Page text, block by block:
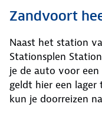
Zandvoort
Naast het station
Stationsplen
je de auto voor
geldt hier een
kun je doorreizen